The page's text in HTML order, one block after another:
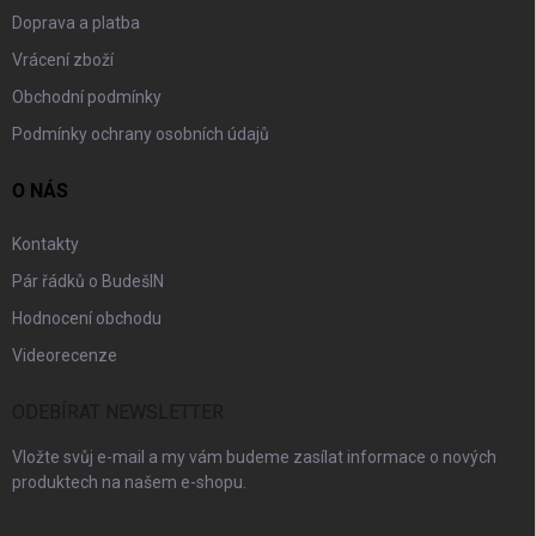
Doprava a platba
Vrácení zboží
Obchodní podmínky
Podmínky ochrany osobních údajů
O NÁS
Kontakty
Pár řádků o BudešIN
Hodnocení obchodu
Videorecenze
Vložte svůj e-mail a my vám budeme zasílat informace o nových
produktech na našem e-shopu.